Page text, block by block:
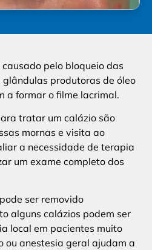
pelo bloqueio das
produtoras de óleo
a formar o filme lacrimal.
tratar um calázio são
mornas e visita ao
a necessidade de terapia
um exame completo dos
ser removido
alguns calázios podem ser
local em pacientes muito
ou anestesia geral ajudam a